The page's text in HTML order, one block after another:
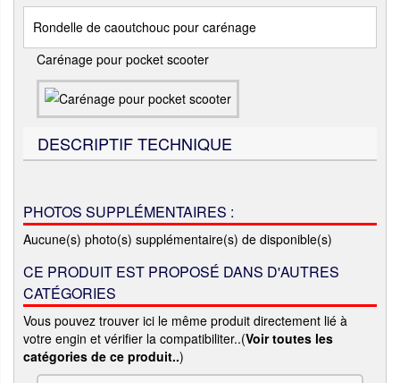
Rondelle de caoutchouc pour carénage
Carénage pour pocket scooter
DESCRIPTIF TECHNIQUE
PHOTOS SUPPLÉMENTAIRES :
Aucune(s) photo(s) supplémentaire(s) de disponible(s)
CE PRODUIT EST PROPOSÉ DANS D'AUTRES
CATÉGORIES
Vous pouvez trouver ici le même produit directement lié à
votre engin et vérifier la compatibiliter..(Voir toutes les
catégories de ce produit..)